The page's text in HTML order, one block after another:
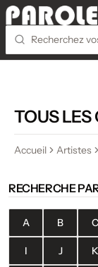
TOUS LES
Accueil Artistes
RECHERCHE
A B C
I J K